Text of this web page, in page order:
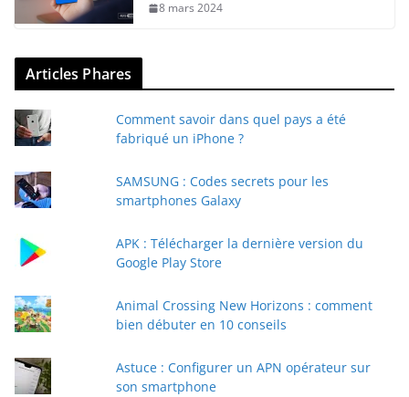
8 mars 2024
Articles Phares
Comment savoir dans quel pays a été
fabriqué un iPhone ?
SAMSUNG : Codes secrets pour les
smartphones Galaxy
APK : Télécharger la dernière version du
Google Play Store
Animal Crossing New Horizons : comment
bien débuter en 10 conseils
Astuce : Configurer un APN opérateur sur
son smartphone